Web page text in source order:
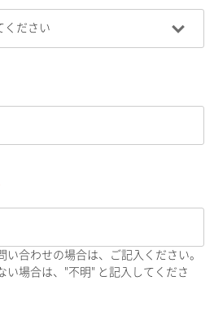
い合わせの場合は、ご記入ください。
い場合は、"不明" と記入してくださ